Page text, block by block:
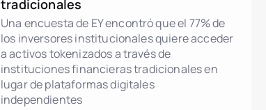
tradicionales
Una encuesta de EY encontró que el 77% de
los inversores institucionales quiere acceder
a activos tokenizados a través de
instituciones financieras tradicionales en
lugar de plataformas digitales
independientes
Tokenización
Soporte del